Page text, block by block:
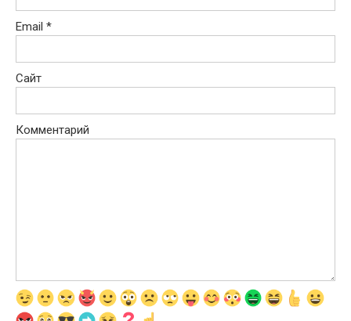
Email *
Сайт
Комментарий